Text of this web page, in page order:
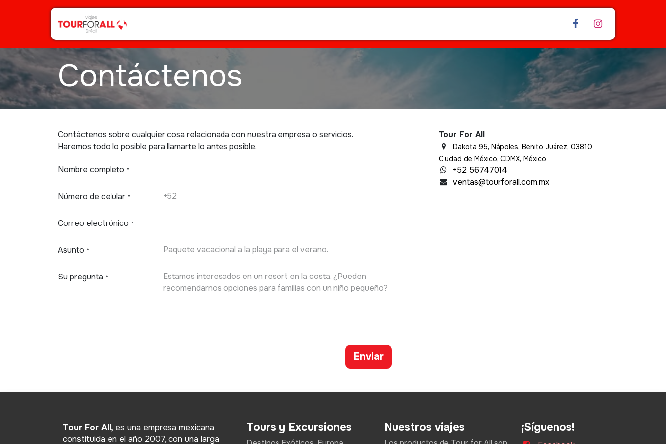
Contáctenos
Contáctenos sobre cualquier cosa relacionada con nuestra empresa o servicios.
Haremos todo lo posible para llamarte lo antes posible.
Nombre completo *
Número de celular *
Correo electrónico *
Asunto *
Su pregunta *
Enviar
Tour For All
Dakota 95, Nápoles, Benito Juárez, 03810
Ciudad de México, CDMX, México
+52 56747014
ventas@tourforall.com.mx
Tour For All, es una empresa mexicana
constituida en el año 2007, con una larga
¡Síguenos!
Nuestros viajes
Tours y Excursiones